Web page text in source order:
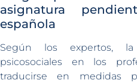
asignatura
española
Según los expertos,
psicosociales en los
traducirse en medidas